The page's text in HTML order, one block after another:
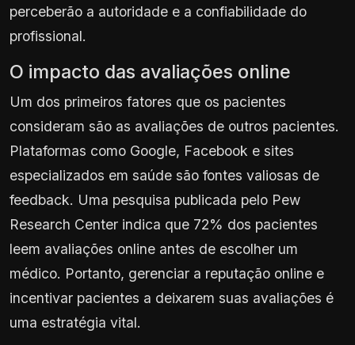
perceberão a autoridade e a confiabilidade do
profissional.
O impacto das avaliações online
Um dos primeiros fatores que os pacientes
consideram são as avaliações de outros pacientes.
Plataformas como Google, Facebook e sites
especializados em saúde são fontes valiosas de
feedback. Uma pesquisa publicada pelo Pew
Research Center indica que 72% dos pacientes
leem avaliações online antes de escolher um
médico. Portanto, gerenciar a reputação online e
incentivar pacientes a deixarem suas avaliações é
uma estratégia vital.